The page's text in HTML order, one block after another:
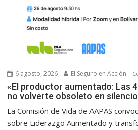
6 agosto, 2026 El Seguro en Acción
«El productor aumentado: Las
no volverte obsoleto en
La Comisión de Vida de AAPAS
sobre Liderazgo Aumentado y